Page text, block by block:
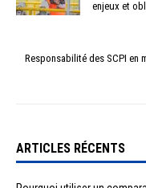
enjeux et
Responsabilité des SCPI en
ARTICLES RÉCENTS